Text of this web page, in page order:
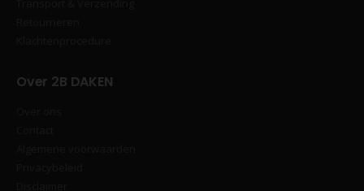
Over 2B DAKEN